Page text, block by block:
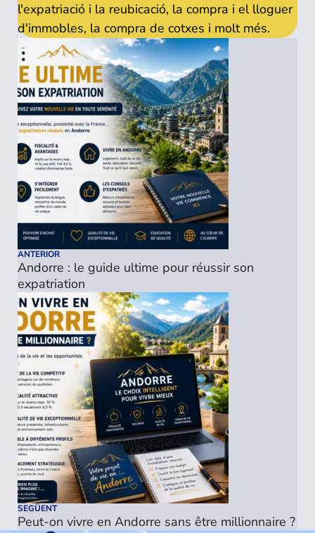
l'expatriació i la reubicació, la compra i el lloguer
d'immobles, la compra de cotxes i molt més.
ANTERIOR
Andorre : le guide ultime pour réussir son
expatriation
SEGÜENT
Peut-on vivre en Andorre sans être millionnaire ?